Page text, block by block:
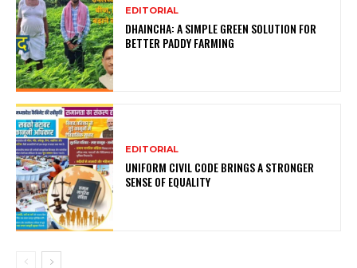
EDITORIAL
DHAINCHA: A SIMPLE GREEN SOLUTION FOR
BETTER PADDY FARMING
EDITORIAL
UNIFORM CIVIL CODE BRINGS A STRONGER
SENSE OF EQUALITY